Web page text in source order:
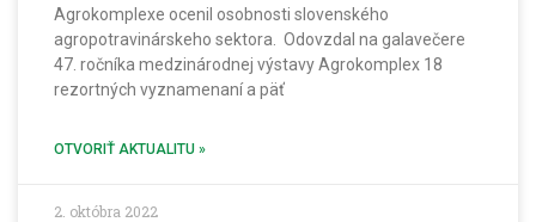
Agrokomplexe ocenil osobnosti slovenského
agropotravinárskeho sektora. Odovzdal na galavečere
47. ročníka medzinárodnej výstavy Agrokomplex 18
rezortných vyznamenaní a päť
OTVORIŤ AKTUALITU »
2. októbra 2022